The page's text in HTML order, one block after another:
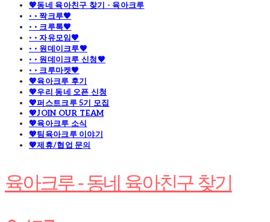
💖동네 육아친구 찾기 - 육아크루
· · 짝크루🧡
· · 크루톡🧡
· · 자유모임🧡
· · 원데이크루🧡
· · 원데이크루 신청🧡
· · 크루마켓🧡
💖육아크루 후기
💖우리 동네 오픈 신청
💖퍼스트크루 5기 모집
💖JOIN OUR TEAM
💖육아크루 소식
💖팀육아크루 이야기
💖제휴/협업 문의
육아크루 - 동네 육아친구 찾기